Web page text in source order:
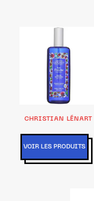
CHRISTIAN LÉNART
VOIR LES PRODUITS